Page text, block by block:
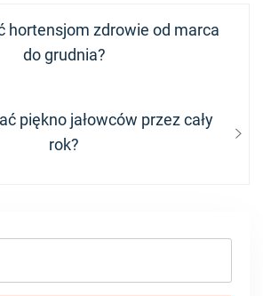
hortensjom zdrowie od marca
do grudnia?
piękno jałowców przez cały
rok?